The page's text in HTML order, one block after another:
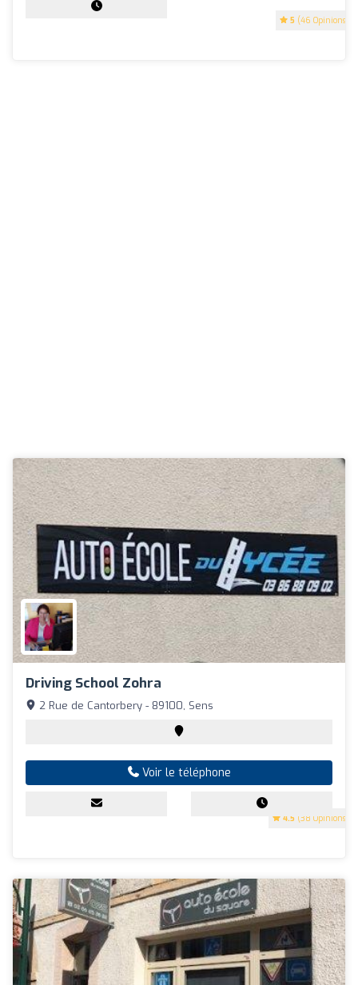
5 (46 Opinions)
Driving School Zohra
4.5 (38 Opinions)
2 Rue de Cantorbery - 89100, Sens
Voir le téléphone